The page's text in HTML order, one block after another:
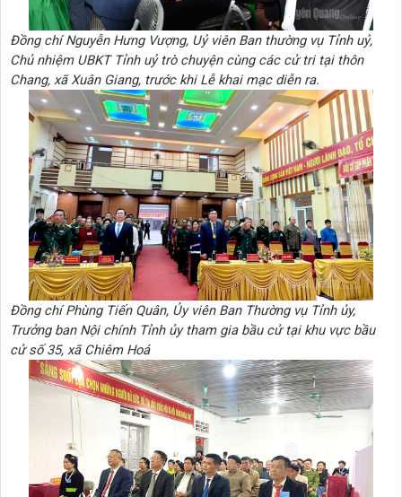
Đồng chí Nguyễn Hưng Vượng, Uỷ viên Ban thường vụ Tỉnh uỷ,
Chủ nhiệm UBKT Tỉnh uỷ trò chuyện cùng các cử tri tại thôn
Chang, xã Xuân Giang, trước khi Lễ khai mạc diễn ra.
Đồng chí Phùng Tiến Quân, Ủy viên Ban Thường vụ Tỉnh ủy,
Trưởng ban Nội chính Tỉnh ủy tham gia bầu cử tại khu vực bầu
cử số 35, xã Chiêm Hoá